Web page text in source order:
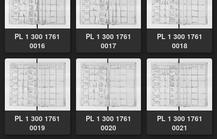
PL 1 300 1761
0016
PL 1 300 1761
0017
PL 1 300 1761
0018
PL 1 300 1761
0019
PL 1 300 1761
0020
PL 1 300 1761
0021